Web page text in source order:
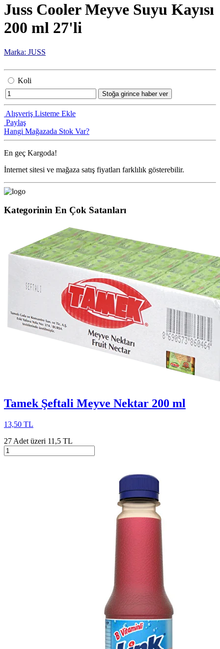
Juss Cooler Meyve Suyu Kayısı
200 ml 27'li
Marka: JUSS
Koli
Stoğa girince haber ver
Alışveriş Listeme Ekle
Paylaş
Hangi Mağazada Stok Var?
En geç Kargoda!
İnternet sitesi ve mağaza satış fiyatları farklılık gösterebilir.
Kategorinin En Çok Satanları
Tamek Şeftali Meyve Nektar 200 ml
13,50 TL
27 Adet üzeri 11,5 TL